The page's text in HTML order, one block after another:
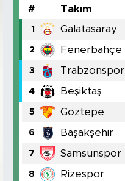
# Takım
1 Galatasaray
2 Fenerbahçe
3 Trabzonspor
4 Beşiktaş
5 Göztepe
6 Başakşehir
7 Samsunspor
8 Rizespor